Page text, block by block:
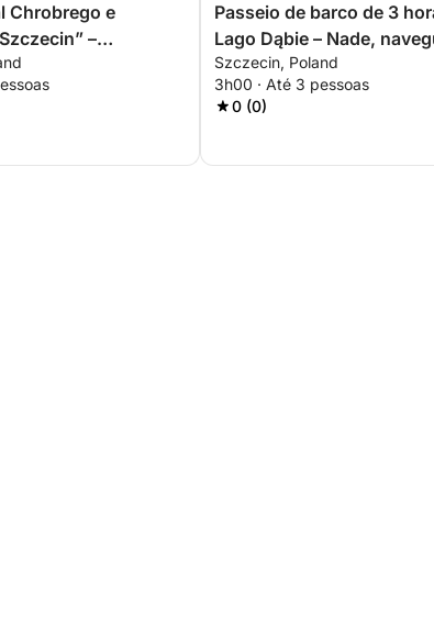
Chrobrego e
–
de 1,5 Hora
Passeio de barco de 3
Lago Dąbie – Nade,
relaxe
Szczecin, Poland
3h00 · Até 3 pessoas
0 (0)